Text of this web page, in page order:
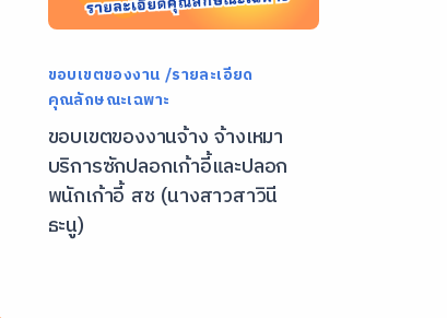
ขอบเขตของงาน /รายละเอียด
คุณลักษณะเฉพาะ
ขอบเขตของงานจ้าง จ้างเหมา
บริการซักปลอกเก้าอี้และปลอก
พนักเก้าอี้ สช (นางสาวสาวินี
ธะนู)